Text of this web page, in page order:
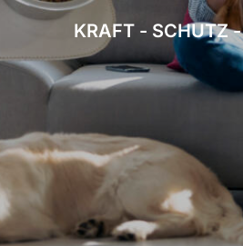
KRAFT - SCHUTZ -